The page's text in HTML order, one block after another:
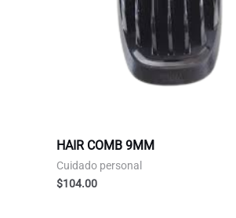
HAIR COMB 9MM
Cuidado personal
$104.00